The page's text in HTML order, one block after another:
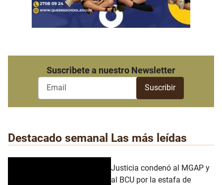
Suscribete a nuestro Newsletter
Destacado semanal Las más leídas
Justicia condenó al MGAP y
al BCU por la estafa de